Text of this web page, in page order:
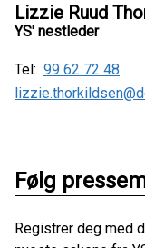
Lizzie Ruud
YS' nestleder
Tel: 99 62 72 48
Følg
Registrer deg med